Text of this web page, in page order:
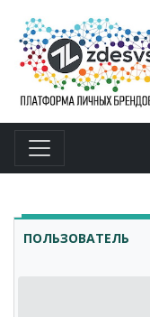
ПОЛЬЗОВАТЕЛЬ